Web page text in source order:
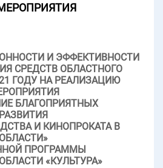
И ЭФФЕКТИВНОСТИ
СРЕДСТВ ОБЛАСТНОГО
ГОДУ НА РЕАЛИЗАЦИЮ
БЛАГОПРИЯТНЫХ
И КИНОПРОКАТА В
ПРОГРАММЫ
«КУЛЬТУРА»